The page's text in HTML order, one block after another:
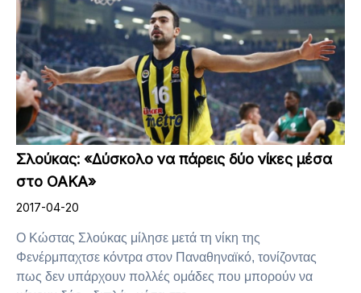
Σλούκας: «Δύσκολο να πάρεις δύο νίκες μέσα
στο ΟΑΚΑ»
2017-04-20
Ο Κώστας Σλούκας μίλησε μετά τη νίκη της
Φενέρμπαχτσε κόντρα στον Παναθηναϊκό, τονίζοντας
πως δεν υπάρχουν πολλές ομάδες που μπορούν να